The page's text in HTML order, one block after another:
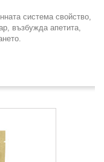
система свойство,
възбужда апетита,